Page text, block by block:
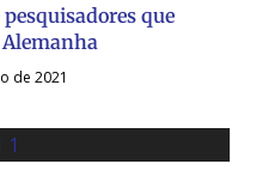
que
de 2021